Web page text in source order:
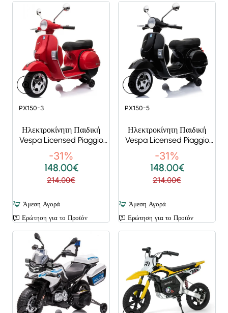
Super Deals
PX150-3
Ηλεκτροκίνητη Παιδική
Vespa Licensed Piaggio
Vintage 12V Κόκκινη
-31%
148.00€
214.00€
Άμεση Αγορά
Ερώτηση για το Προϊόν
Super Deals
PX150-5
Ηλεκτροκίνητη Παιδική
Vespa Licensed Piaggio
Vintage 12V Μαύρη
-31%
148.00€
214.00€
Άμεση Αγορά
Ερώτηση για το Προϊόν